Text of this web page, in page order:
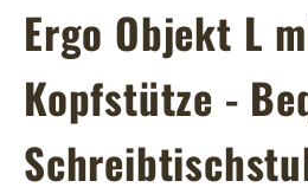
Ergo Objekt L
Kopfstütze -